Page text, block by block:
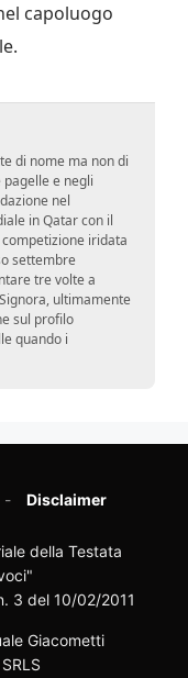
capoluogo
di nome ma non di
e negli
nel
in Qatar con il
iridata
settembre
tre volte a
ultimamente
sul profilo
quando i
Disclaimer
della Testata
3 del 10/02/2011
Giacometti